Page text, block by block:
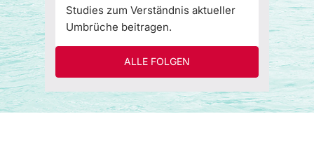
Studies zum Verständnis aktueller
Umbrüche beitragen.
ALLE FOLGEN